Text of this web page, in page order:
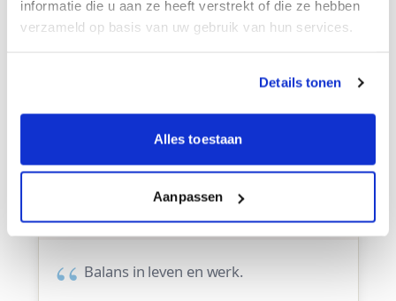
informatie die u aan ze heeft verstrekt of die ze hebben
verzameld op basis van uw gebruik van hun services.
Details tonen
Alles toestaan
Aanpassen
Anneke
Stress en burnoutcoach, re-
integratiecoach
Balans in leven en werk.